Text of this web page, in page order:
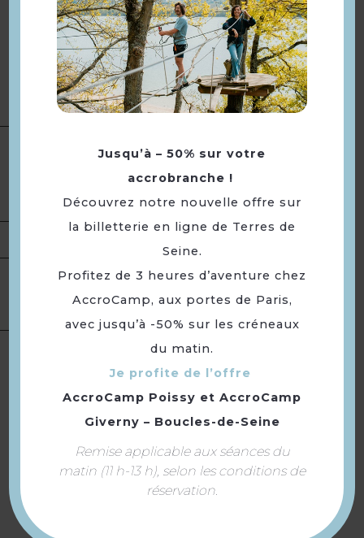
Description
Animation Quiz
Lancement du film à la tombée
de la nuit
Cet évènement est organisé par
le Département des Yvelines.
Projection cinéma
Portée :Départementale
Ouverture
Mardi 18 août 2026 à partir de
20h.
Langue(s) parlée(s) :
à la sélection
Jusqu’à – 50% sur votre
accrobranche !
Découvrez notre nouvelle offre sur
la billetterie en ligne de Terres de
Seine.
Profitez de 3 heures d’aventure chez
AccroCamp, aux portes de Paris,
avec jusqu’à -50% sur les créneaux
du matin.
Je profite de l’offre
AccroCamp Poissy et AccroCamp
Giverny – Boucles-de-Seine
Remise applicable aux séances du
matin (11 h-13 h), selon les conditions de
réservation.